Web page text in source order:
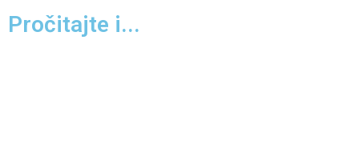
Pročitajte i...